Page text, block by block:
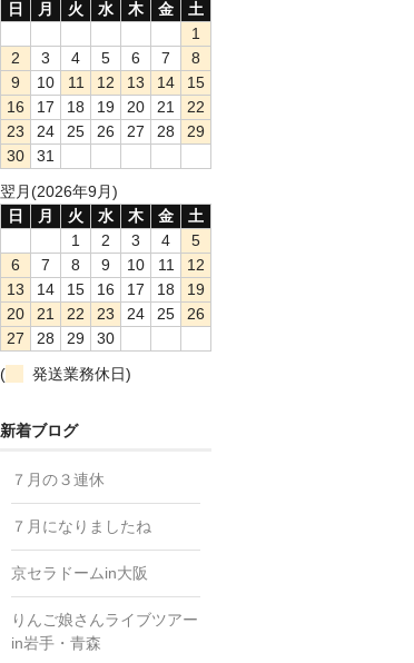
日
月 火 水 木 金
土
1
2
3 4 5 6 7
8
9
10 11 12 13 14
15
16
17 18 19 20 21
22
23
24 25 26 27 28
29
30
31
翌月(2026年9月)
日
月 火 水 木 金
土
1
2 3 4
5
6
7 8 9 10 11
12
13
14 15 16 17 18
19
20
21 22 23 24 25
26
27
28 29
30
(
発送業務休日)
新着ブログ
７月の３連休
７月になりましたね
京セラドームin大阪
りんご娘さんライブツアー
in岩手・青森